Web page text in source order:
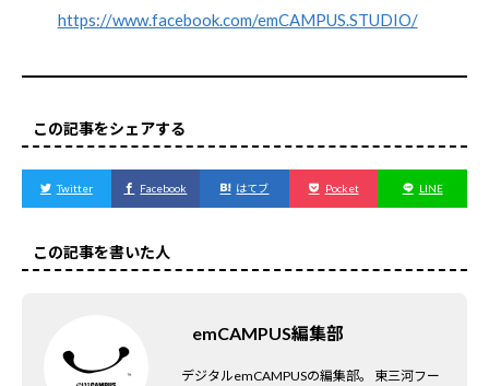
https://www.facebook.com/emCAMPUS.STUDIO/
この記事をシェアする
Twitter Facebook はてブ Pocket LINE
この記事を書いた人
emCAMPUS編集部
デジタルemCAMPUSの編集部。 東三河フー